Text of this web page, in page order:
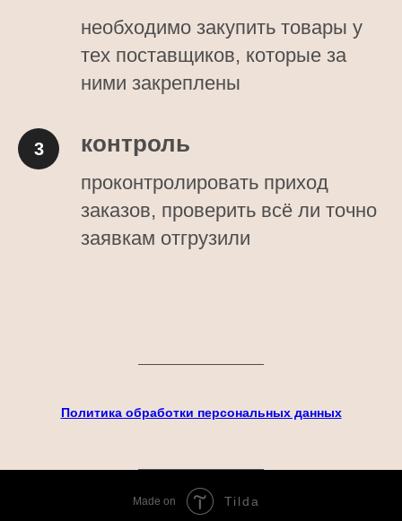
необходимо закупить товары у
тех поставщиков, которые за
ними закреплены
контроль
проконтролировать приход
заказов, проверить всё ли точно
заявкам отгрузили
Политика обработки персональных данных
Made on Tilda